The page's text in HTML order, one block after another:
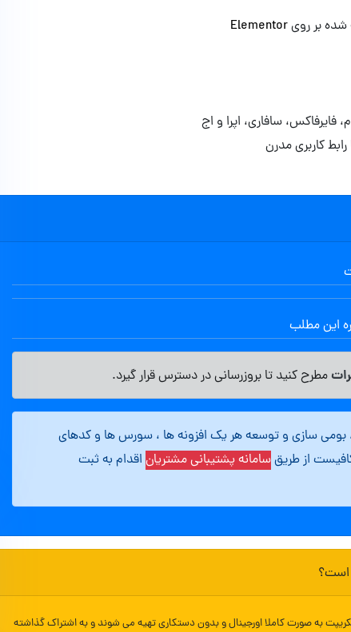
شده بر رویElementor
فایرفاکس، سافاری، اپرا و اج
کاربری مدرن
این مطلب
مطرح کنید تا بروزرسانی در دسترس قرار گیرد.
بومی سازی و توسعه هر یک افزونه ها ، سورس ها و کدهای
از طریقسامانه پشتیبانی مشتریان اقدام به ثبت
است؟
به صورت کاملا اورجینال و بدون دستکاری تهیه می شوند و به اشتراک گذاشته